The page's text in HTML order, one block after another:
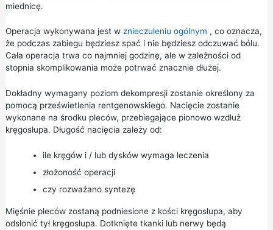
miednicę.
Operacja wykonywana jest w znieczuleniu ogólnym , co oznacza,
że podczas zabiegu będziesz spać i nie będziesz odczuwać bólu.
Cała operacja trwa co najmniej godzinę, ale w zależności od
stopnia skomplikowania może potrwać znacznie dłużej.
Dokładny wymagany poziom dekompresji zostanie określony za
pomocą prześwietlenia rentgenowskiego. Nacięcie zostanie
wykonane na środku pleców, przebiegające pionowo wzdłuż
kręgosłupa. Długość nacięcia zależy od:
ile kręgów i / lub dysków wymaga leczenia
złożoność operacji
czy rozważano syntezę
Mięśnie pleców zostaną podniesione z kości kręgosłupa, aby
odsłonić tył kręgosłupa. Dotknięte tkanki lub nerwy będą